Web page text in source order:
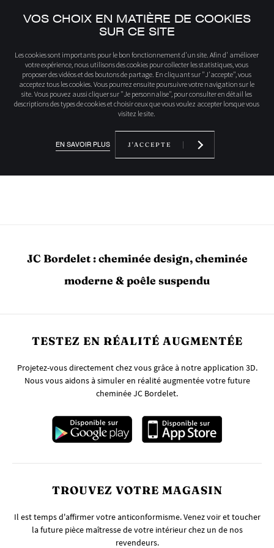
HOTEL LA NEU –
ARAMON CERLER
JC Bordelet : cheminée design, cheminée
moderne & poêle suspendu
TESTEZ EN RÉALITÉ AUGMENTÉE
Projetez-vous directement chez vous grâce à notre application 3D.
Nous vous aidons à simuler en réalité augmentée votre future
cheminée JC Bordelet.
TROUVEZ VOTRE MAGASIN
Il est temps d'affirmer votre anticonformisme. Venez voir et toucher
la future pièce maîtresse de votre intérieur chez un de nos
revendeurs.
VOS CHOIX EN MATIÈRE DE COOKIES
SUR CE SITE
Les cookies sont importants pour le bon fonctionnement d'un site. Afin d' améliorer
votre expérience, nous utilisons des cookies pour collecter les statistiques, vous
proposer des vidéos et des boutons de partage. En cliquant sur "J'accepte", vous
acceptez tous les cookies. Vous pourrez ensuite poursuivre votre navigation sur le
site. Vous pouvez aussi cliquer sur "Je personnalise", pour consulter en détail les
descriptions des types de cookies et choisir ceux que vous voulez accepter lorsque vous
visitez le site.
EN SAVOIR PLUS J'ACCEPTE